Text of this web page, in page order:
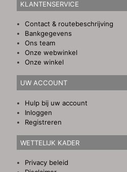
KLANTENSERVICE
Contact & routebeschrijving
Bankgegevens
Ons team
Onze webwinkel
Onze winkel
UW ACCOUNT
Hulp bij uw account
Inloggen
Registreren
WETTELIJK KADER
Privacy beleid